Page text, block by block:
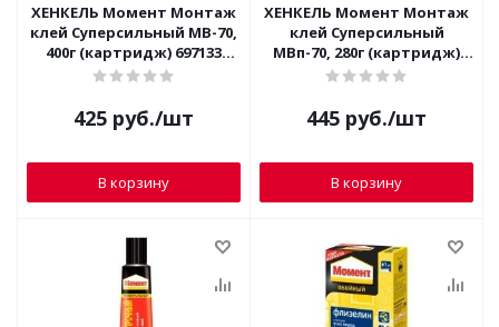
ХЕНКЕЛЬ Момент Монтаж
клей Суперсильный МВ-70,
400г (картридж) 697133
(белый)
425 руб./шт
В корзину
ХЕНКЕЛЬ Момент Монтаж
клей Суперсильный
МВп-70, 280г (картридж)
1193517 (прозрачный)
445 руб./шт
В корзину